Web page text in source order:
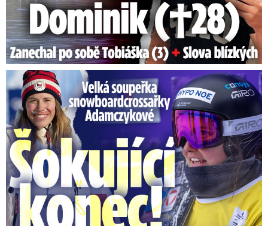
Velká soupeřka Adamczykové: Šokující konec!